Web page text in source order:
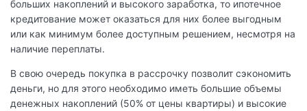
больших накоплений и высокого заработка, то ипотечное
кредитование может оказаться для них более выгодным
или как минимум более доступным решением, несмотря на
наличие переплаты.
В свою очередь покупка в рассрочку позволит сэкономить
деньги, но для этого необходимо иметь большие объемы
денежных накоплений (50% от цены квартиры) и высокие